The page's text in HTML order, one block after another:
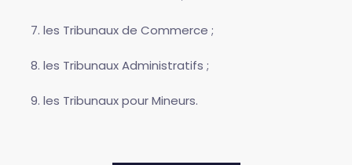
les Tribunaux de Commerce ;
les Tribunaux Administratifs ;
les Tribunaux pour Mineurs.